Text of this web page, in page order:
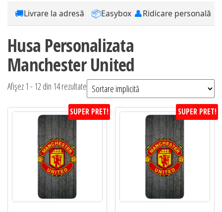
🚚Livrare la adresă 📦Easybox 👤Ridicare personală
Husa Personalizata
Manchester United
Afișez 1 - 12 din 14 rezultate
SUPER PRET! SUPER PRET!